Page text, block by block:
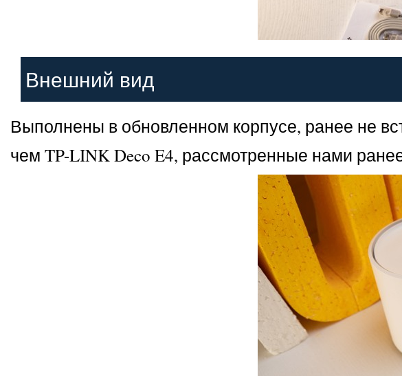
Внешний вид
Выполнены в обновленном корпусе, ранее не
чем TP-LINK Deco E4, рассмотренные нами